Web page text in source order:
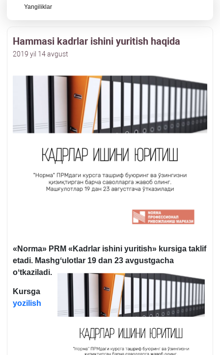
Yangiliklar
Hammasi kadrlar ishini yuritish haqida
2019 yil 14 avgust
« Norma» PRM « Kadrlar ishini yuritish» kursiga taklif
etadi. Mashgʻulotlar 19 dan 23 avgustgacha
oʻtkaziladi.
Kursga
yozilish